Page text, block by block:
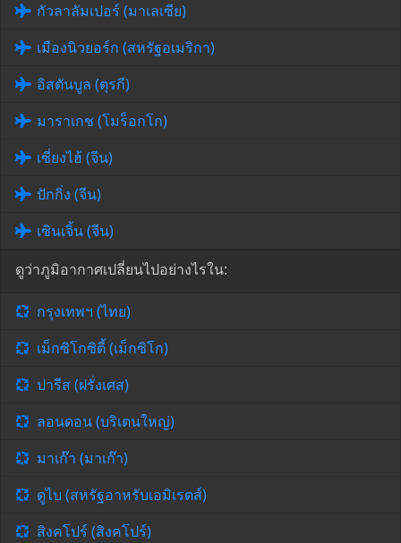
กัวลาลัมเปอร์ (มาเลเซีย)
เมืองนิวยอร์ก (สหรัฐอเมริกา)
อิสตันบูล (ตุรกี)
มาราเกช (โมร็อกโก)
เซี่ยงไฮ้ (จีน)
ปักกิ่ง (จีน)
เซินเจิ้น (จีน)
ดูว่าภูมิอากาศเปลี่ยนไปอย่างไรใน:
กรุงเทพฯ (ไทย)
เม็กซิโกซิตี้ (เม็กซิโก)
ปารีส (ฝรั่งเศส)
ลอนดอน (บริเตนใหญ่)
มาเก๊า (มาเก๊า)
ดูไบ (สหรัฐอาหรับเอมิเรตส์)
สิงคโปร์ (สิงคโปร์)